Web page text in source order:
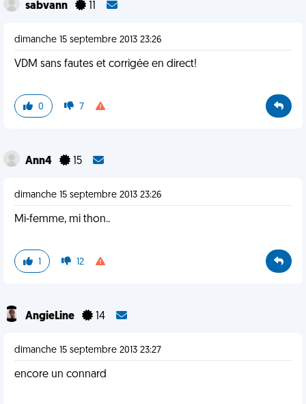
sabvann
dimanche 15 septembre 2013 23:26
VDM sans fautes et corrigée en direct!
0 7
Ann4 15
dimanche 15 septembre 2013 23:26
Mi-femme, mi thon..
1 12
AngieLine 14
dimanche 15 septembre 2013 23:27
encore un connard